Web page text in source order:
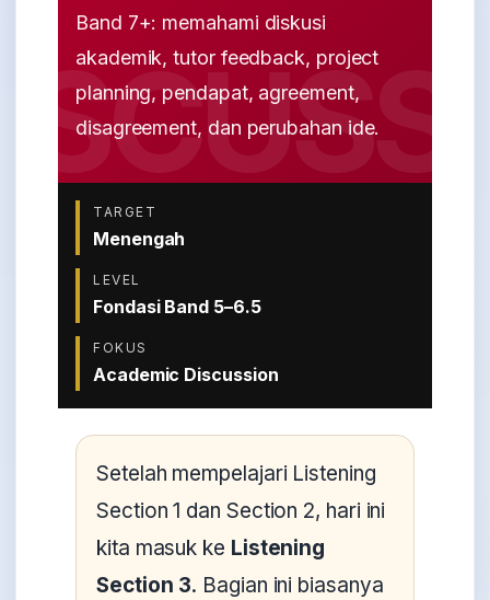
Band 7+: memahami diskusi
akademik, tutor feedback, project
planning, pendapat, agreement,
disagreement, dan perubahan ide.
TARGET
Menengah
LEVEL
Fondasi Band 5–6.5
FOKUS
Academic Discussion
Setelah mempelajari Listening
Section 1 dan Section 2, hari ini
kita masuk ke Listening
Section 3. Bagian ini biasanya